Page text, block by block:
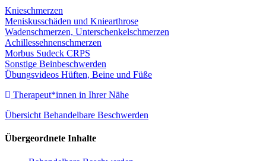
Knieschmerzen
Meniskusschäden und Kniearthrose
Wadenschmerzen, Unterschenkelschmerzen
Achillessehnenschmerzen
Morbus Sudeck CRPS
Sonstige Beinbeschwerden
Übungsvideos Hüften, Beine und Füße
Therapeut*innen in Ihrer Nähe
Übersicht Behandelbare Beschwerden
Übergeordnete Inhalte